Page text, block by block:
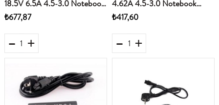
18.5V 6.5A 4.5-3.0 Notebook
Adaptörü
₺677,87
4.62A 4.5-3.0 Notebook
Adaptörü
₺417,60